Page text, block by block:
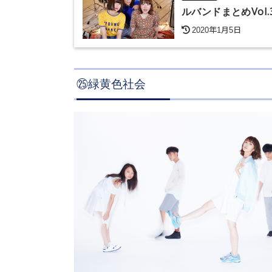
ルバンドまとめ
2020年1月5日
㉕緑黄色社会